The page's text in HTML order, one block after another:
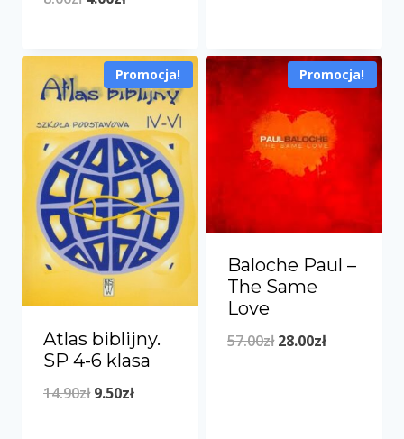
wynosiła:
8.00zł.
wynosi:
4.00zł.
Promocja!
Atlas biblijny.
SP 4-6 klasa
14.90zł Pierwotna
9.50złAktualna
Promocja!
Baloche Paul –
The Same
Love
57.00zł Pierwotna
28.00złAktualna